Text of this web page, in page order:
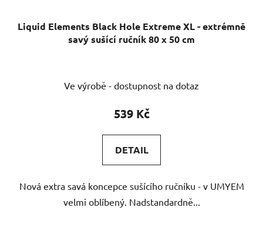
Liquid Elements Black Hole Extreme XL - extrémně
savý sušící ručník 80 x 50 cm
hodnocení
produktu
5,0
z
hvězdiček.
Ve výrobě - dostupnost na dotaz
539 Kč
DETAIL
Nová extra savá koncepce sušícího ručníku - v UMYEM
velmi oblíbený. Nadstandardně...